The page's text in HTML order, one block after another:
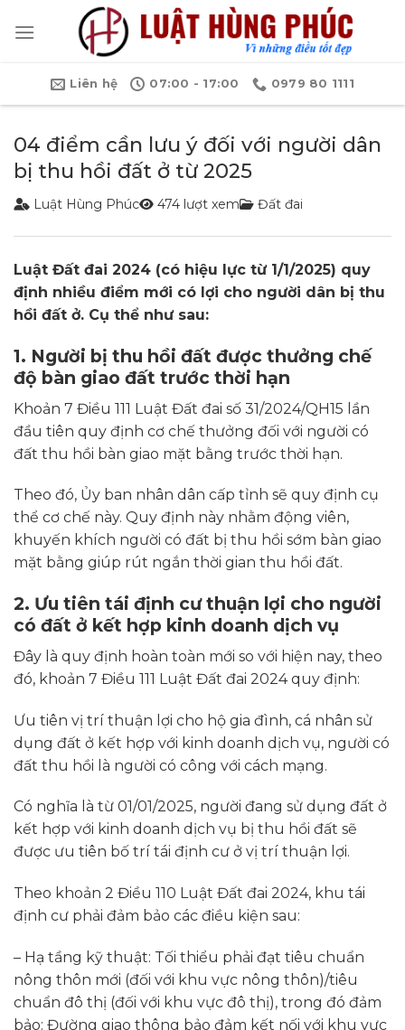
qua
Liên hệ 07:00 - 17:00 0979 80 1111
04 điểm cần lưu ý đối với người dân
bị thu hồi đất ở từ 2025
Luật Hùng Phúc 474 lượt xem Đất đai
Luật Đất đai 2024 (có hiệu lực từ 1/1/2025) quy
định nhiều điểm mới có lợi cho người dân bị thu
hồi đất ở. Cụ thể như sau:
1. Người bị thu hồi đất được thưởng chế
độ bàn giao đất trước thời hạn
Khoản 7 Điều 111 Luật Đất đai số 31/2024/QH15 lần
đầu tiên quy định cơ chế thưởng đối với người có
đất thu hồi bàn giao mặt bằng trước thời hạn.
Theo đó, Ủy ban nhân dân cấp tỉnh sẽ quy định cụ
thể cơ chế này. Quy định này nhằm động viên,
khuyến khích người có đất bị thu hồi sớm bàn giao
mặt bằng giúp rút ngắn thời gian thu hồi đất.
2. Ưu tiên tái định cư thuận lợi cho người
có đất ở kết hợp kinh doanh dịch vụ
Đây là quy định hoàn toàn mới so với hiện nay, theo
đó, khoản 7 Điều 111 Luật Đất đai 2024 quy định:
Ưu tiên vị trí thuận lợi cho hộ gia đình, cá nhân sử
dụng đất ở kết hợp với kinh doanh dịch vụ, người có
đất thu hồi là người có công với cách mạng.
Có nghĩa là từ 01/01/2025, người đang sử dụng đất ở
kết hợp với kinh doanh dịch vụ bị thu hồi đất sẽ
được ưu tiên bố trí tái định cư ở vị trí thuận lợi.
Theo khoản 2 Điều 110 Luật Đất đai 2024, khu tái
định cư phải đảm bảo các điều kiện sau:
– Hạ tầng kỹ thuật: Tối thiểu phải đạt tiêu chuẩn
nông thôn mới (đối với khu vực nông thôn)/tiêu
chuẩn đô thị (đối với khu vực đô thị), trong đó đảm
bảo: Đường giao thông bảo đảm kết nối với khu vực